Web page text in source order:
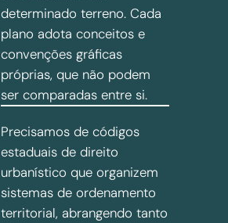
determinado terreno. Cada
plano adota conceitos e
convenções gráficas
próprias, que não podem
ser comparadas entre si.
Precisamos de códigos
estaduais de direito
urbanístico que organizem
sistemas de ordenamento
territorial, abrangendo tanto